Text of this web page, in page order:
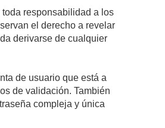
responsabilidad a los
el derecho a revelar
derivarse de cualquier
de usuario que está a
de validación. También
compleja y única